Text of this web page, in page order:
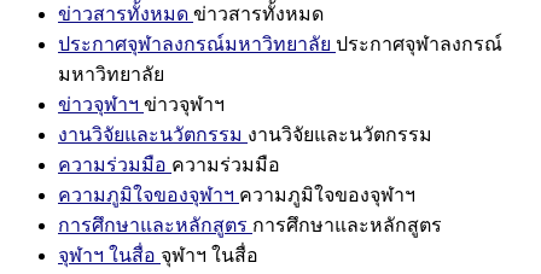
ข่าวสารทั้งหมด ข่าวสารทั้งหมด
ประกาศจุฬาลงกรณ์มหาวิทยาลัย ประกาศจุฬาลงกรณ์
มหาวิทยาลัย
ข่าวจุฬาฯ ข่าวจุฬาฯ
งานวิจัยและนวัตกรรม งานวิจัยและนวัตกรรม
ความร่วมมือ ความร่วมมือ
ความภูมิใจของจุฬาฯ ความภูมิใจของจุฬาฯ
การศึกษาและหลักสูตร การศึกษาและหลักสูตร
จุฬาฯ ในสื่อ จุฬาฯ ในสื่อ